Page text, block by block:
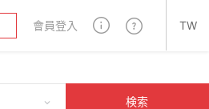
會員登入 TW
検索